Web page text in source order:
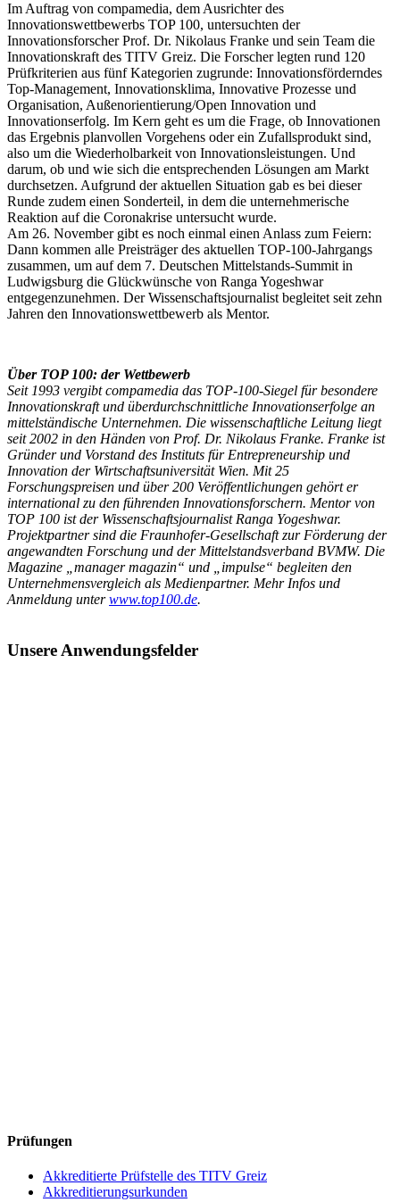
Im Auftrag von compamedia, dem Ausrichter des
Innovationswettbewerbs TOP 100, untersuchten der
Innovationsforscher Prof. Dr. Nikolaus Franke und sein Team die
Innovationskraft des TITV Greiz. Die Forscher legten rund 120
Prüfkriterien aus fünf Kategorien zugrunde: Innovationsförderndes
Top-Management, Innovationsklima, Innovative Prozesse und
Organisation, Außenorientierung/Open Innovation und
Innovationserfolg. Im Kern geht es um die Frage, ob Innovationen
das Ergebnis planvollen Vorgehens oder ein Zufallsprodukt sind,
also um die Wiederholbarkeit von Innovationsleistungen. Und
darum, ob und wie sich die entsprechenden Lösungen am Markt
durchsetzen. Aufgrund der aktuellen Situation gab es bei dieser
Runde zudem einen Sonderteil, in dem die unternehmerische
Reaktion auf die Coronakrise untersucht wurde.
Am 26. November gibt es noch einmal einen Anlass zum Feiern:
Dann kommen alle Preisträger des aktuellen TOP-100-Jahrgangs
zusammen, um auf dem 7. Deutschen Mittelstands-Summit in
Ludwigsburg die Glückwünsche von Ranga Yogeshwar
entgegenzunehmen. Der Wissenschaftsjournalist begleitet seit zehn
Jahren den Innovationswettbewerb als Mentor.
Über TOP 100: der Wettbewerb
Seit 1993 vergibt compamedia das TOP-100-Siegel für besondere
Innovationskraft und überdurchschnittliche Innovationserfolge an
mittelständische Unternehmen. Die wissenschaftliche Leitung liegt
seit 2002 in den Händen von Prof. Dr. Nikolaus Franke. Franke ist
Gründer und Vorstand des Instituts für Entrepreneurship und
Innovation der Wirtschaftsuniversität Wien. Mit 25
Forschungspreisen und über 200 Veröffentlichungen gehört er
international zu den führenden Innovationsforschern. Mentor von
TOP 100 ist der Wissenschaftsjournalist Ranga Yogeshwar.
Projektpartner sind die Fraunhofer-Gesellschaft zur Förderung der
angewandten Forschung und der Mittelstandsverband BVMW. Die
Magazine „manager magazin“ und „impulse“ begleiten den
Unternehmensvergleich als Medienpartner. Mehr Infos und
Anmeldung unterwww.top100.de.
Unsere Anwendungsfelder
Prüfungen
Akkreditierte Prüfstelle des TITV Greiz
Akkreditierungsurkunden